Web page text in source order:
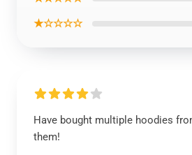
★☆☆☆☆
Have bought multiple hoodies
them!